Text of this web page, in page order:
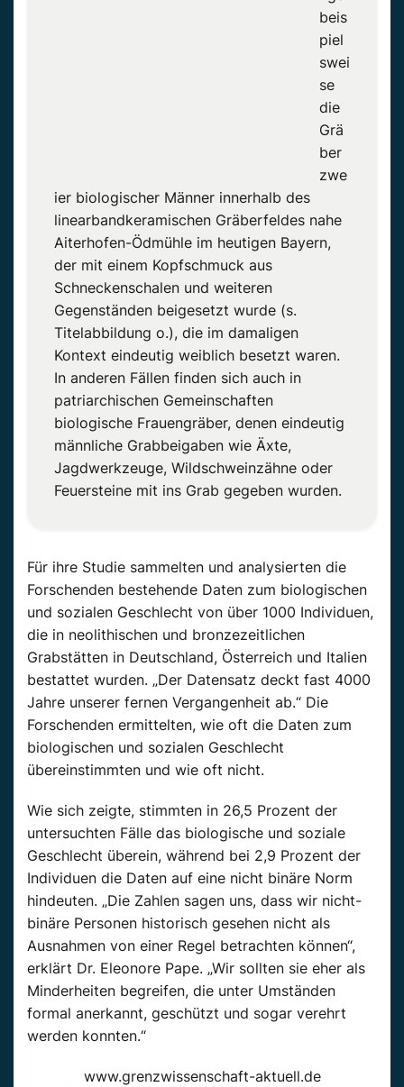
beis
piel
swei
se
die
Grä
ber
zwe
ier biologischer Männer innerhalb des
linearbandkeramischen Gräberfeldes nahe
Aiterhofen-Ödmühle im heutigen Bayern,
der mit einem Kopfschmuck aus
Schneckenschalen und weiteren
Gegenständen beigesetzt wurde (s.
Titelabbildung o.), die im damaligen
Kontext eindeutig weiblich besetzt waren.
In anderen Fällen finden sich auch in
patriarchischen Gemeinschaften
biologische Frauengräber, denen eindeutig
männliche Grabbeigaben wie Äxte,
Jagdwerkzeuge, Wildschweinzähne oder
Feuersteine mit ins Grab gegeben wurden.
Für ihre Studie sammelten und analysierten die
Forschenden bestehende Daten zum biologischen
und sozialen Geschlecht von über 1000 Individuen,
die in neolithischen und bronzezeitlichen
Grabstätten in Deutschland, Österreich und Italien
bestattet wurden. „Der Datensatz deckt fast 4000
Jahre unserer fernen Vergangenheit ab.“ Die
Forschenden ermittelten, wie oft die Daten zum
biologischen und sozialen Geschlecht
übereinstimmten und wie oft nicht.
Wie sich zeigte, stimmten in 26,5 Prozent der
untersuchten Fälle das biologische und soziale
Geschlecht überein, während bei 2,9 Prozent der
Individuen die Daten auf eine nicht binäre Norm
hindeuten. „Die Zahlen sagen uns, dass wir nicht-
binäre Personen historisch gesehen nicht als
Ausnahmen von einer Regel betrachten können“,
erklärt Dr. Eleonore Pape. „Wir sollten sie eher als
Minderheiten begreifen, die unter Umständen
formal anerkannt, geschützt und sogar verehrt
werden konnten.“
www.grenzwissenschaft-aktuell.de